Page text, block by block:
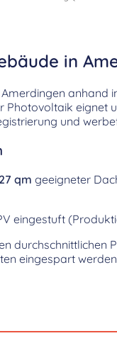
in
anhand
Photovoltaik eignet
und
qm geeigneter
eingestuft
durchschnittlichen
eingespart